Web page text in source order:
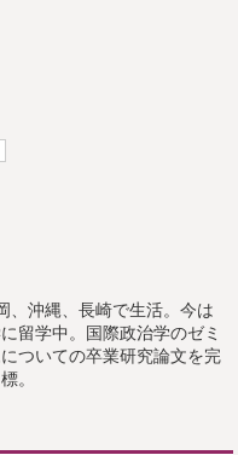
、沖縄、長崎で生活。今は
留学中。国際政治学のゼミ
ついての卒業研究論文を完
。